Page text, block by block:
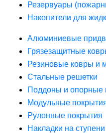
Резервуары
Накопители для
Алюминиевые
Грязезащитные
Резиновые ковры и
Стальные решетки
Поддоны и опорные
Модульные
Рулонные покрытия
Накладки на ступени